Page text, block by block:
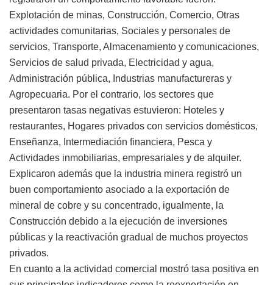
Explotación de minas, Construcción, Comercio, Otras
actividades comunitarias, Sociales y personales de
servicios, Transporte, Almacenamiento y comunicaciones,
Servicios de salud privada, Electricidad y agua,
Administración pública, Industrias manufactureras y
Agropecuaria. Por el contrario, los sectores que
presentaron tasas negativas estuvieron: Hoteles y
restaurantes, Hogares privados con servicios domésticos,
Enseñanza, Intermediación financiera, Pesca y
Actividades inmobiliarias, empresariales y de alquiler.
Explicaron además que la industria minera registró un
buen comportamiento asociado a la exportación de
mineral de cobre y su concentrado, igualmente, la
Construcción debido a la ejecución de inversiones
públicas y la reactivación gradual de muchos proyectos
privados.
En cuanto a la actividad comercial mostró tasa positiva en